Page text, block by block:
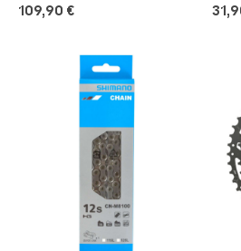
109,90 €